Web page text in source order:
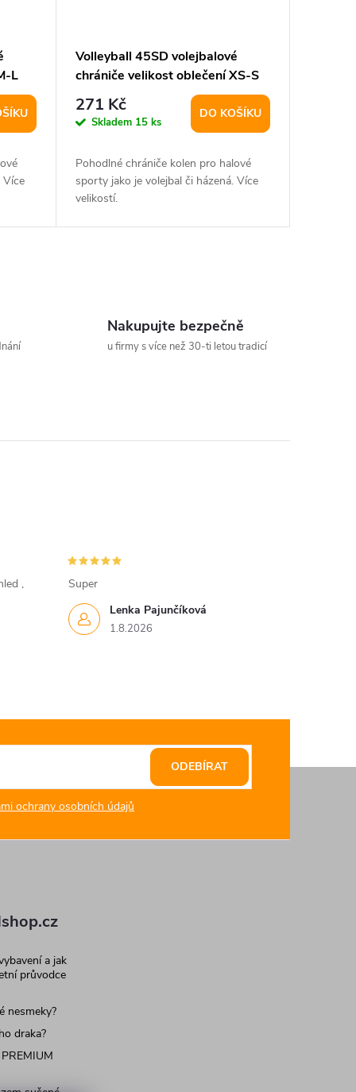
L
Více
Volleyball 45SD volejbalové
chrániče velikost oblečení XS-S
271 Kč
Skladem 15 ks
DO KOŠÍKU
Pohodlné chrániče kolen pro halové
sporty jako je volejbal či házená. Více
velikostí.
Nakupujte bezpečně
u firmy s více než 30-ti letou tradicí
,
Lenka Pajunčíková
1.8.2026
Super
ochrany osobních údajů
ODEBÍRAT
a jak
průvodce
nesmeky?
draka?